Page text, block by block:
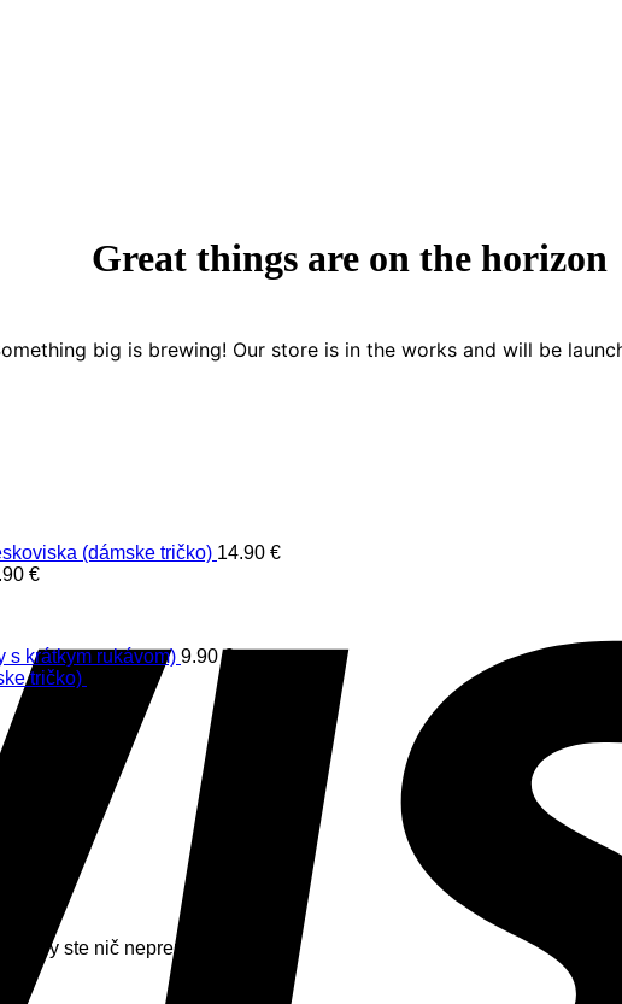
Great things are on the horizon
big is brewing! Our store is in the works and will be
(dámske tričko) 14.90 €
€
s krátkym rukávom) 9.90€
tričko)
aby ste nič neprepásli.